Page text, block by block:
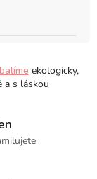
ekologicky,
a s láskou